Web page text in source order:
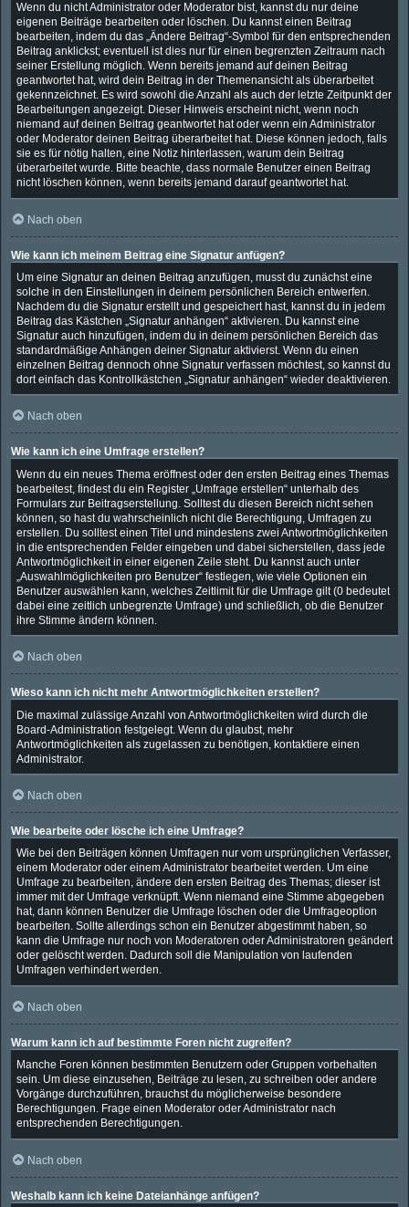
Wenn du nicht Administrator oder Moderator bist, kannst du nur deine
eigenen Beiträge bearbeiten oder löschen. Du kannst einen Beitrag
bearbeiten, indem du das „Ändere Beitrag“-Symbol für den entsprechenden
Beitrag anklickst; eventuell ist dies nur für einen begrenzten Zeitraum nach
seiner Erstellung möglich. Wenn bereits jemand auf deinen Beitrag
geantwortet hat, wird dein Beitrag in der Themenansicht als überarbeitet
gekennzeichnet. Es wird sowohl die Anzahl als auch der letzte Zeitpunkt der
Bearbeitungen angezeigt. Dieser Hinweis erscheint nicht, wenn noch
niemand auf deinen Beitrag geantwortet hat oder wenn ein Administrator
oder Moderator deinen Beitrag überarbeitet hat. Diese können jedoch, falls
sie es für nötig halten, eine Notiz hinterlassen, warum dein Beitrag
überarbeitet wurde. Bitte beachte, dass normale Benutzer einen Beitrag
nicht löschen können, wenn bereits jemand darauf geantwortet hat.
Nach oben
Wie kann ich meinem Beitrag eine Signatur anfügen?
Um eine Signatur an deinen Beitrag anzufügen, musst du zunächst eine
solche in den Einstellungen in deinem persönlichen Bereich entwerfen.
Nachdem du die Signatur erstellt und gespeichert hast, kannst du in jedem
Beitrag das Kästchen „Signatur anhängen“ aktivieren. Du kannst eine
Signatur auch hinzufügen, indem du in deinem persönlichen Bereich das
standardmäßige Anhängen deiner Signatur aktivierst. Wenn du einen
einzelnen Beitrag dennoch ohne Signatur verfassen möchtest, so kannst du
dort einfach das Kontrollkästchen „Signatur anhängen“ wieder deaktivieren.
Nach oben
Wie kann ich eine Umfrage erstellen?
Wenn du ein neues Thema eröffnest oder den ersten Beitrag eines Themas
bearbeitest, findest du ein Register „Umfrage erstellen“ unterhalb des
Formulars zur Beitragserstellung. Solltest du diesen Bereich nicht sehen
können, so hast du wahrscheinlich nicht die Berechtigung, Umfragen zu
erstellen. Du solltest einen Titel und mindestens zwei Antwortmöglichkeiten
in die entsprechenden Felder eingeben und dabei sicherstellen, dass jede
Antwortmöglichkeit in einer eigenen Zeile steht. Du kannst auch unter
„Auswahlmöglichkeiten pro Benutzer“ festlegen, wie viele Optionen ein
Benutzer auswählen kann, welches Zeitlimit für die Umfrage gilt (0 bedeutet
dabei eine zeitlich unbegrenzte Umfrage) und schließlich, ob die Benutzer
ihre Stimme ändern können.
Nach oben
Wieso kann ich nicht mehr Antwortmöglichkeiten erstellen?
Die maximal zulässige Anzahl von Antwortmöglichkeiten wird durch die
Board-Administration festgelegt. Wenn du glaubst, mehr
Antwortmöglichkeiten als zugelassen zu benötigen, kontaktiere einen
Administrator.
Nach oben
Wie bearbeite oder lösche ich eine Umfrage?
Wie bei den Beiträgen können Umfragen nur vom ursprünglichen Verfasser,
einem Moderator oder einem Administrator bearbeitet werden. Um eine
Umfrage zu bearbeiten, ändere den ersten Beitrag des Themas; dieser ist
immer mit der Umfrage verknüpft. Wenn niemand eine Stimme abgegeben
hat, dann können Benutzer die Umfrage löschen oder die Umfrageoption
bearbeiten. Sollte allerdings schon ein Benutzer abgestimmt haben, so
kann die Umfrage nur noch von Moderatoren oder Administratoren geändert
oder gelöscht werden. Dadurch soll die Manipulation von laufenden
Umfragen verhindert werden.
Nach oben
Warum kann ich auf bestimmte Foren nicht zugreifen?
Manche Foren können bestimmten Benutzern oder Gruppen vorbehalten
sein. Um diese einzusehen, Beiträge zu lesen, zu schreiben oder andere
Vorgänge durchzuführen, brauchst du möglicherweise besondere
Berechtigungen. Frage einen Moderator oder Administrator nach
entsprechenden Berechtigungen.
Nach oben
Weshalb kann ich keine Dateianhänge anfügen?